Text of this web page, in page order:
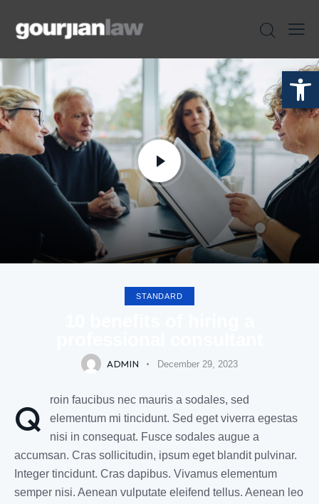
Open toolbar
STANDARD
ADMIN December 29, 2023
Q
roin faucibus nec mauris a sodales, sed
elementum mi tincidunt. Sed eget viverra egestas
nisi in consequat. Fusce sodales augue a
accumsan. Cras sollicitudin, ipsum eget blandit pulvinar.
Integer tincidunt. Cras dapibus. Vivamus elementum
semper nisi. Aenean vulputate eleifend tellus. Aenean leo